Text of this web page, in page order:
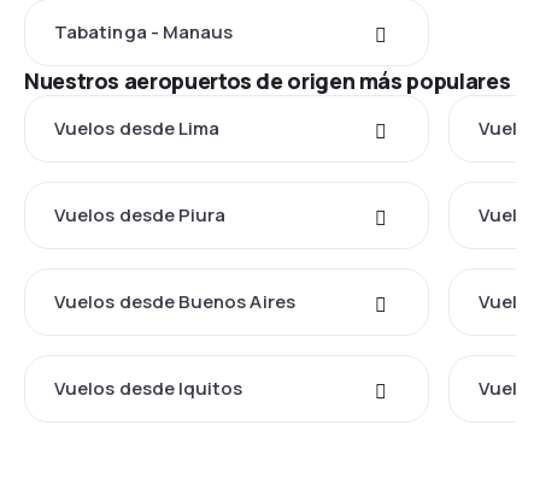
Tabatinga - Manaus
Nuestros aeropuertos de origen más populares
Vuelos desde Lima
Vuelos desde Piura
Vuelos desde Buenos Aires
Vuelos desde Iquitos